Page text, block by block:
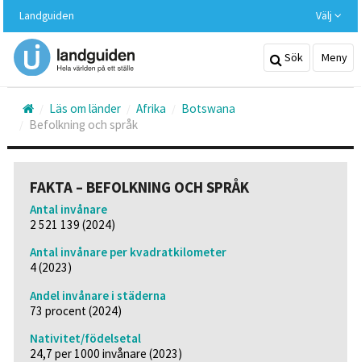
huvudinnehållet
Landguiden Välj
Sök Meny
Läs om länder Afrika
Botswana
Befolkning och språk
FAKTA – BEFOLKNING OCH SPRÅK
Antal invånare
2 521 139 (2024)
Antal invånare per kvadratkilometer
4 (2023)
Andel invånare i städerna
73 procent (2024)
Nativitet/födelsetal
24,7 per 1000 invånare (2023)